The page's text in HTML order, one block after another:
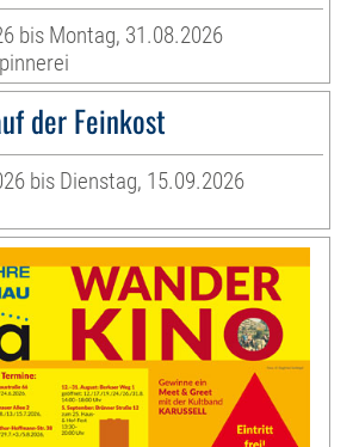
bis Montag, 31.08.2026
der Feinkost
bis Dienstag, 15.09.2026